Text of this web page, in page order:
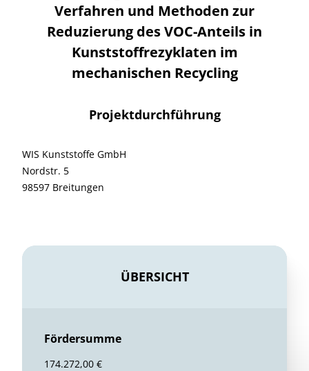
Verfahren und Methoden zur
Reduzierung des VOC-Anteils in
Kunststoffrezyklaten im
mechanischen Recycling
Projektdurchführung
WIS Kunststoffe GmbH
Nordstr. 5
98597 Breitungen
ÜBERSICHT
Fördersumme
174.272,00 €